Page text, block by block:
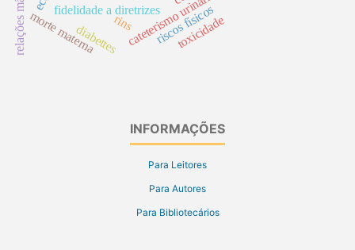
cateterismo urinário
fidelidade a diretrizesriscos físicos
morte materna
diabettes toxicidade
rins
INFORMAÇÕES
Para Leitores
Para Autores
Para Bibliotecários